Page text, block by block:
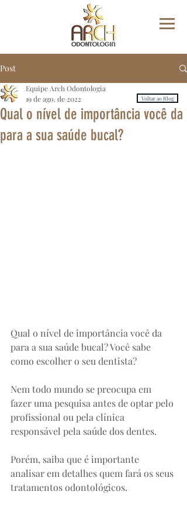
Post
Qual o nível de importância você da
para a sua saúde bucal?
Equipe Arch Odontologia
19 de ago. de 2022
Qual o nível de importância você da
para a sua saúde bucal? Você sabe
como escolher o seu dentista?
Nem todo mundo se preocupa em
fazer uma pesquisa antes de optar pelo
profissional ou pela clínica
responsável pela saúde dos dentes.
Porém, saiba que é importante
analisar em detalhes quem fará os seus
tratamentos odontológicos.⠀
Voltar ao Blog